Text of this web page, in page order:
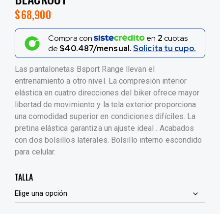
$68,900
Compra con en 2cuotas
de $40.487/mensual.Solicita tu cupo.
Las pantalonetas Bsport Range llevan el
entrenamiento a otro nivel. La compresión interior
elástica en cuatro direcciones del biker ofrece mayor
libertad de movimiento y la tela exterior proporciona
una comodidad superior en condiciones difíciles. La
pretina elástica garantiza un ajuste ideal . Acabados
con dos bolsillos laterales. Bolsillo interno escondido
para celular.
TALLA